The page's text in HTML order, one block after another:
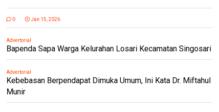
0 Jan 15, 2026
Advertorial
Bapenda Sapa Warga Kelurahan Losari Kecamatan Singosari
Advertorial
Kebebasan Berpendapat Dimuka Umum, Ini Kata Dr. Miftahul
Munir